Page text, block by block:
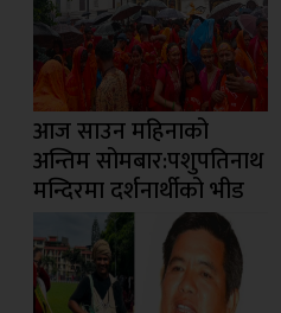
आज साउन महिनाको
अन्तिम सोमबार:पशुपतिनाथ
मन्दिरमा दर्शनार्थीको भीड